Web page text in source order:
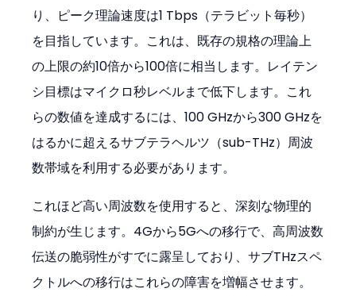
り、ピーク理論速度は1 Tbps（テラビット毎秒）
を目指しています。これは、既存の規格の理論上
の上限の約10倍から100倍に相当します。レイテン
シ目標はマイクロ秒レベルまで低下します。これ
らの数値を達成するには、100 GHzから300 GHzを
はるかに超えるサブテラヘルツ（sub-THz）周波
数帯域を利用する必要があります。
これほど高い周波数を使用すると、深刻な物理的
制約が生じます。4Gから5Gへの移行で、高周波数
伝送の脆弱性がすでに露呈しており、サブTHzスペ
クトルへの移行はこれらの障害を増幅させます。